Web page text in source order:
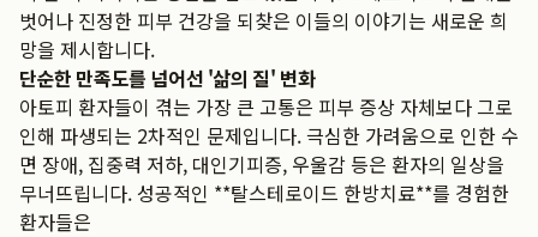
벗어나 진정한 피부 건강을 되찾은 이들의 이야기는 새로운 희
망을 제시합니다.
단순한 만족도를 넘어선 '삶의 질' 변화
아토피 환자들이 겪는 가장 큰 고통은 피부 증상 자체보다 그로
인해 파생되는 2차적인 문제입니다. 극심한 가려움으로 인한 수
면 장애, 집중력 저하, 대인기피증, 우울감 등은 환자의 일상을
무너뜨립니다. 성공적인 **탈스테로이드 한방치료**를 경험한
환자들은